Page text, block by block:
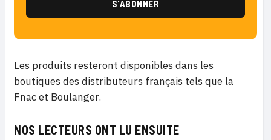
Les produits resteront disponibles dans les
boutiques des distributeurs français tels que la
Fnac et Boulanger.
NOS LECTEURS ONT LU ENSUITE